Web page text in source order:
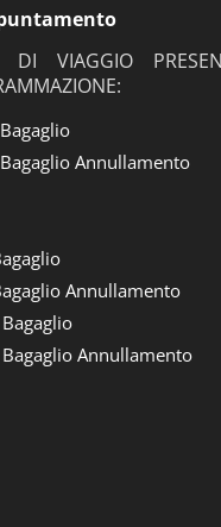
DI VIAGGIO
Annullamento
Annullamento
Annullamento